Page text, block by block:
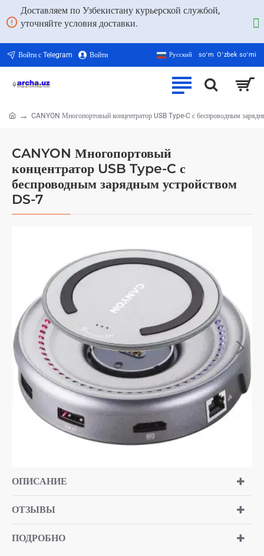
Доставляем по Узбекистану курьерской службой,
уточняйте условия доставки.
Войти с Telegram Войти Русский soʻm Oʻzbek soʻmi
CANYON Многопортовый
концентратор USB Type-C с
беспроводным зарядным устройством
DS-7
CANYON Многопортовый концентратор USB Type-C с беспроводным
ОПИСАНИЕ
ОТЗЫВЫ
ПОДРОБНО